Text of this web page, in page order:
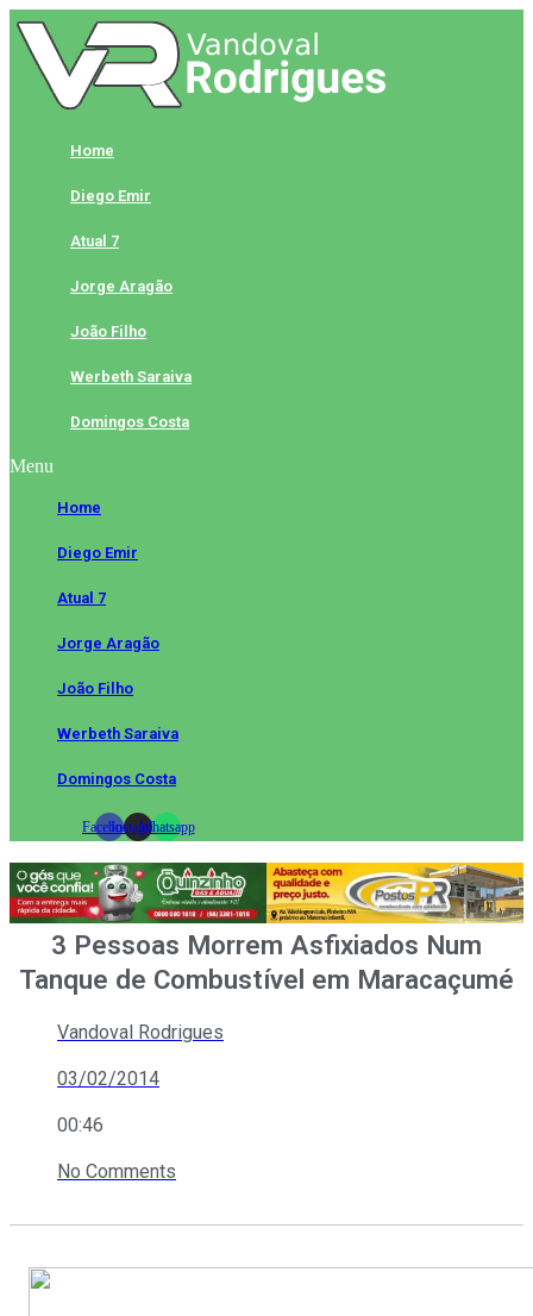
Skip
to
content
Home
Diego Emir
Atual 7
Jorge Aragão
João Filho
Werbeth Saraiva
Domingos Costa
Menu
Home
Diego Emir
Atual 7
Jorge Aragão
João Filho
Werbeth Saraiva
Domingos Costa
FacebookInstagramWhatsapp
3 Pessoas Morrem Asfixiados Num
Tanque de Combustível em Maracaçumé
Vandoval Rodrigues
03/02/2014
00:46
No Comments